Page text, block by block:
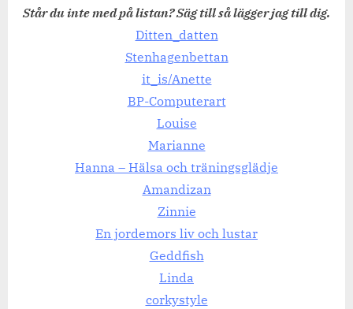
Står du inte med på listan? Säg till så lägger jag till dig.
Ditten_datten
Stenhagenbettan
it_is/Anette
BP-Computerart
Louise
Marianne
Hanna – Hälsa och träningsglädje
Amandizan
Zinnie
En jordemors liv och lustar
Geddfish
Linda
corkystyle